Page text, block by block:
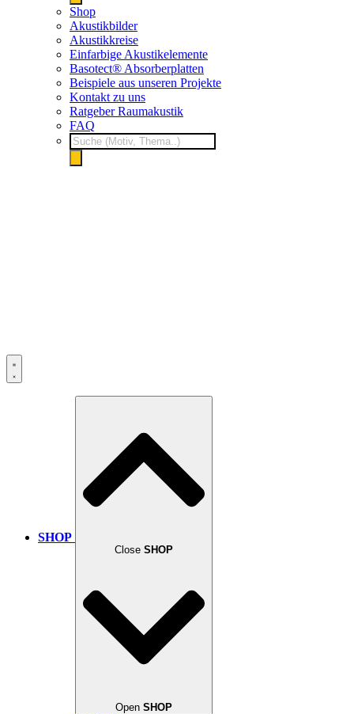
Shop
Akustikbilder
Akustikkreise
Einfarbige Akustikelemente
Basotect® Absorberplatten
Beispiele aus unseren Projekte
Kontakt zu uns
Ratgeber Raumakustik
FAQ
Products
search
SHOP
Close SHOP
Open SHOP